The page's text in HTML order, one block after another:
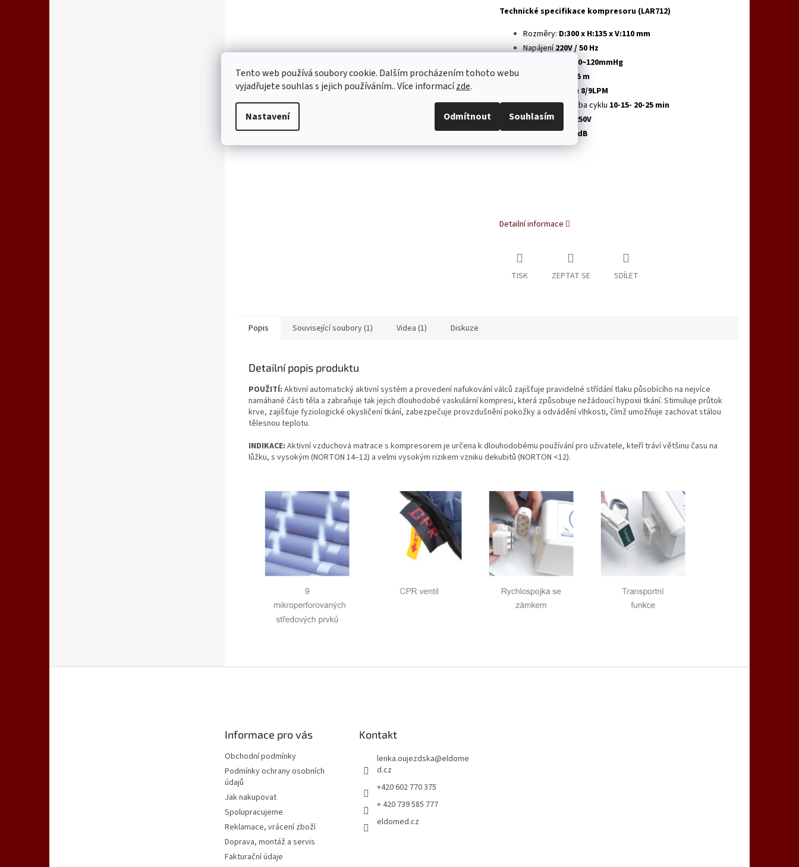
Tento web používá soubory cookie. Dalším procházením tohoto webu
vyjadřujete souhlas s jejich používáním.. Více informacízde.
Nastavení Odmítnout Souhlasím
Technické specifikace kompresoru (LAR712)
Rozměry: D:300 x H:135 x V:110 mm
Napájení220V / 50 Hz
50~120mmHg
5 m
Výstup vzduchu 8/9LPM
Nastavitelná doba cyklu 10-15- 20-25 min
T1A pojistka 250V
Hlučnost20-25 dB
Detailní informace
TISK ZEPTAT SE SDÍLET
Popis Související soubory (1) Videa (1) Diskuze
Detailní popis produktu
POUŽITÍ: Aktivní automatický aktivní systém a provedení nafukování válců zajišťuje pravidelné střídání tlaku působícího na nejvíce
namáhané části těla a zabraňuje tak jejich dlouhodobé vaskulární kompresi, která způsobuje nežádoucí hypoxii tkání. Stimuluje průtok
krve, zajišťuje fyziologické okysličení tkání, zabezpečuje provzdušnění pokožky a odvádění vlhkosti, čímž umožňuje zachovat stálou
tělesnou teplotu.
INDIKACE: Aktivní vzduchová matrace s kompresorem je určena k dlouhodobému používání pro uživatele, kteří tráví většinu času na
lůžku, s vysokým (NORTON 14–12) a velmi vysokým rizikem vzniku dekubitů (NORTON <12).
Informace pro vás
Obchodní podmínky
Podmínky ochrany osobních
údajů
Jak nakupovat
Spolupracujeme
Reklamace, vrácení zboží
Doprava, montáž a servis
Fakturační údaje
Kontakt
lenka.oujezdska@eldome
d.cz
+420 602 770 375
+ 420 739 585 777
eldomed.cz